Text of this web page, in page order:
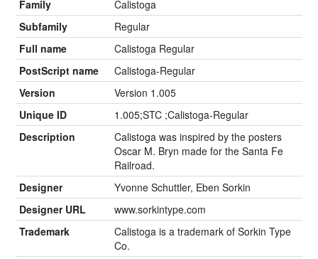
Family
Calistoga
Subfamily
Regular
Full name
Calistoga Regular
PostScript name
Calistoga-Regular
Version
Version 1.005
Unique ID
1.005;STC ;Calistoga-Regular
Description
Calistoga was inspired by the posters
Oscar M. Bryn made for the Santa Fe
Railroad.
Designer
Yvonne Schuttler, Eben Sorkin
Designer URL
www.sorkintype.com
Trademark
Calistoga is a trademark of Sorkin Type
Co.